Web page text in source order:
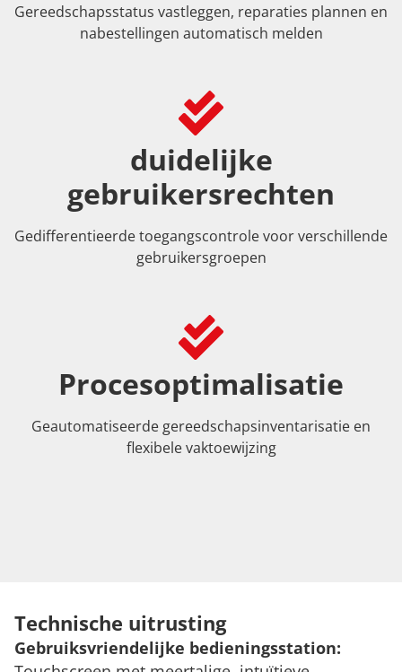
Gereedschapsstatus vastleggen, reparaties plannen en
nabestellingen automatisch melden
duidelijke
gebruikersrechten
Gedifferentieerde toegangscontrole voor verschillende
gebruikersgroepen
Procesoptimalisatie
Geautomatiseerde gereedschapsinventarisatie en
flexibele vaktoewijzing
Technische uitrusting
Gebruiksvriendelijke bedieningsstation: